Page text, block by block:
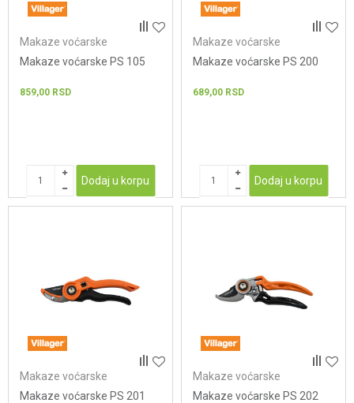
Makaze voćarske
Makaze voćarske PS 105
859,00 RSD
Dodaj u korpu
Makaze voćarske
Makaze voćarske PS 200
689,00 RSD
Dodaj u korpu
Makaze voćarske
Makaze voćarske PS 201
Makaze voćarske
Makaze voćarske PS 202